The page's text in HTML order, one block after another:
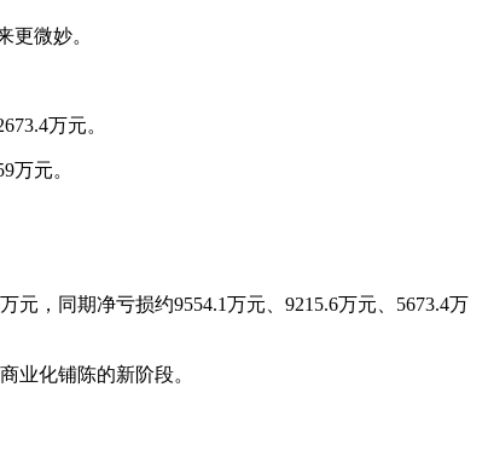
微妙。
万元。
万元。
，同期净亏损约9554.1万元、9215.6万元、5673.4万
化铺陈的新阶段。